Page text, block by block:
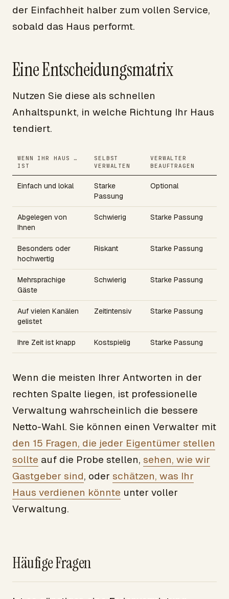
der Einfachheit halber zum vollen Service,
sobald das Haus performt.
Eine Entscheidungsmatrix
Nutzen Sie diese als schnellen
Anhaltspunkt, in welche Richtung Ihr Haus
tendiert.
WENN IHR HAUS …
IST
SELBST
VERWALTEN
VERWALTER
BEAUFTRAGEN
Einfach und lokal
Starke
Passung
Optional
Abgelegen von
Ihnen
Schwierig Starke Passung
Besonders oder
hochwertig
Riskant Starke Passung
Mehrsprachige
Gäste
Schwierig Starke Passung
Auf vielen Kanälen
gelistet
Zeitintensiv Starke Passung
Ihre Zeit ist knapp Kostspielig Starke Passung
Wenn die meisten Ihrer Antworten in der
rechten Spalte liegen, ist professionelle
Verwaltung wahrscheinlich die bessere
Netto-Wahl. Sie können einen Verwalter mit
den 15 Fragen, die jeder Eigentümer stellen
sollte auf die Probe stellen, sehen, wie wir
Gastgeber sind, oder schätzen, was Ihr
Haus verdienen könnte unter voller
Verwaltung.
Häufige Fragen